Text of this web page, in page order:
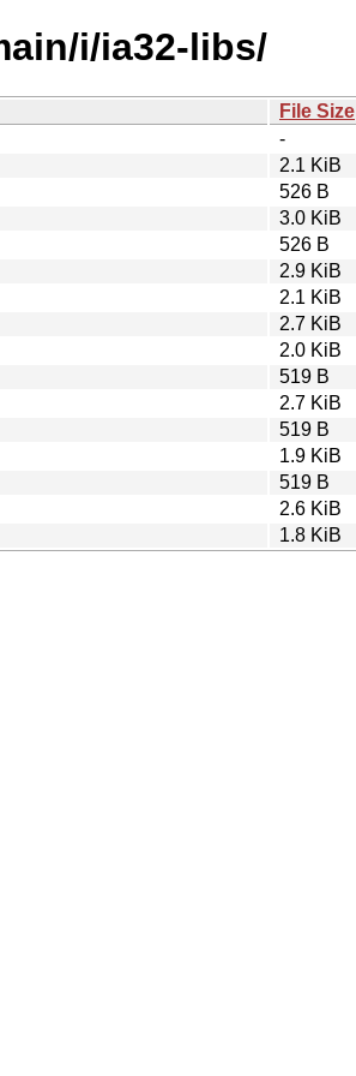
i/ia32-libs/
File Size
-
2.1 KiB
526 B
3.0 KiB
526 B
2.9 KiB
2.1 KiB
2.7 KiB
2.0 KiB
519 B
2.7 KiB
519 B
1.9 KiB
519 B
2.6 KiB
1.8 KiB